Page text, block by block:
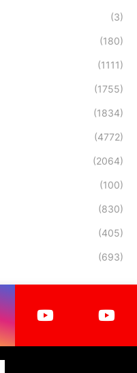
(3)
(180)
(1111)
(1755)
(1834)
(4772)
(2064)
(100)
(830)
(405)
(693)